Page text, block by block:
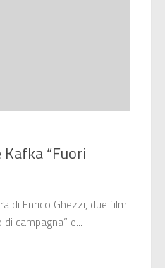
“Fuori
di Enrico Ghezzi, due film
campagna” e...